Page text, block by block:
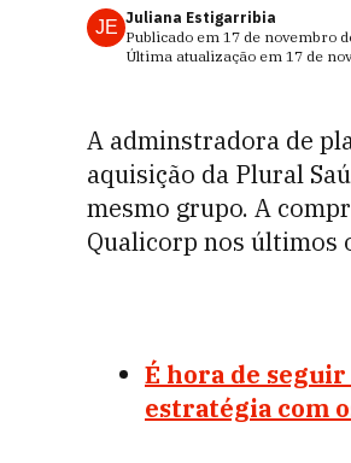
JE Juliana Estigarribia
Publicado em 17 de novembro
Última atualização em 17 de
A adminstradora de
aquisição da Plural
mesmo grupo. A
Qualicorp nos últimos
É hora de
estratégia com